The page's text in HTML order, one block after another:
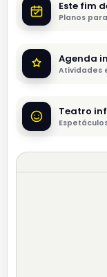
Este fim
Planos
Agenda
Atividades
Teatro